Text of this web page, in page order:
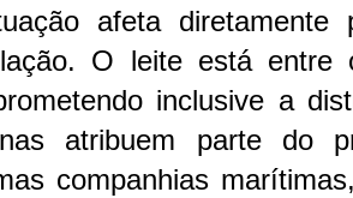
afeta diretamente
O leite está entre
inclusive a
atribuem parte do
companhias